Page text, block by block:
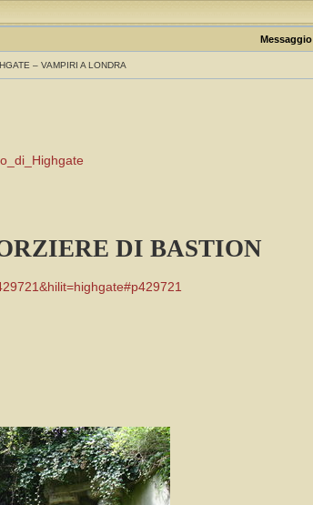
Messaggio
– VAMPIRI A LONDRA
DI BASTION